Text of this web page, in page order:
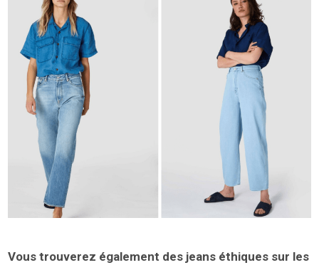
Vous trouverez également des jeans éthiques sur les